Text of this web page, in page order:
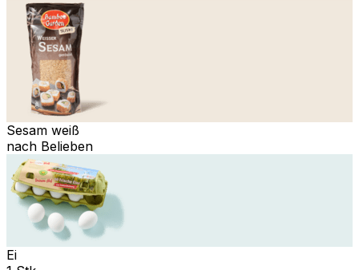
Sesam weiß
nach Belieben
Ei